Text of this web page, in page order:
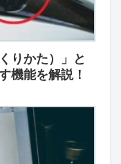
りかた）」と
機能を解説！